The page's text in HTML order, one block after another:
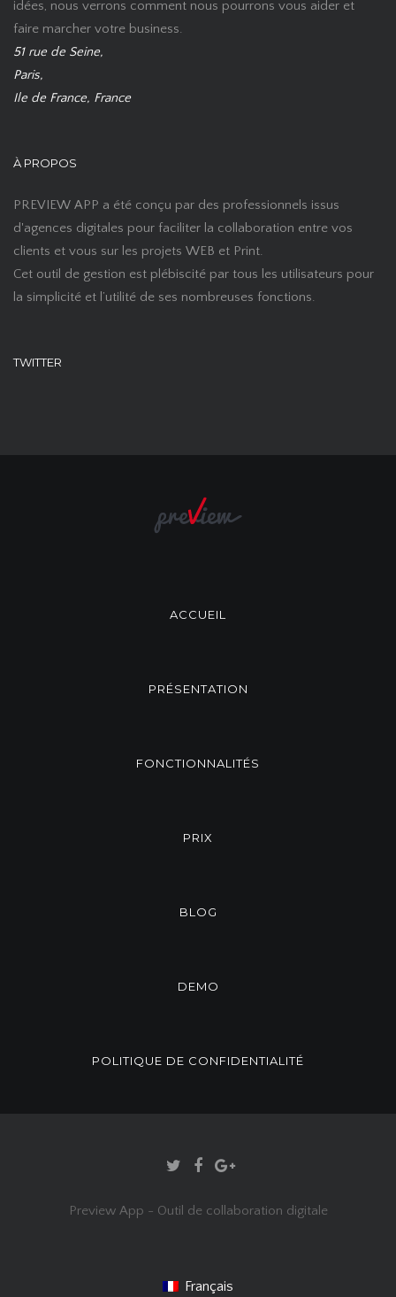
idées, nous verrons comment nous pourrons vous aider et
faire marcher votre business.
51 rue de Seine,
Paris,
Ile de France, France
À PROPOS
PREVIEW APP a été conçu par des professionnels issus
d'agences digitales pour faciliter la collaboration entre vos
clients et vous sur les projets WEB et Print.
Cet outil de gestion est plébiscité par tous les utilisateurs pour
la simplicité et l’utilité de ses nombreuses fonctions.
TWITTER
ACCUEIL
PRÉSENTATION
FONCTIONNALITÉS
PRIX
BLOG
DEMO
POLITIQUE DE CONFIDENTIALITÉ
Preview App - Outil de collaboration digitale
Français